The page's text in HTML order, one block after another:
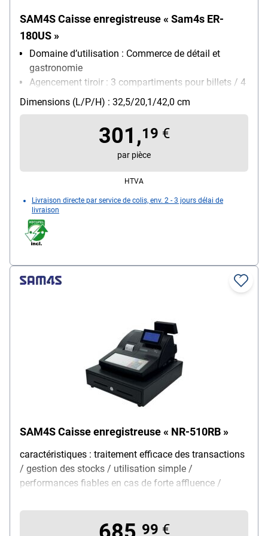
SAM4S Caisse enregistreuse « Sam4s ER-
180US »
Domaine d’utilisation : Commerce de détail et
gastronomie
Agencement tiroir : 3 compartiments pour billets / 4
compartiments pour pièces
Dimensions (L/P/H) : 32,5/20,1/42,0 cm
301,19 €
par pièce
HTVA
Livraison directe par service de colis, env. 2 - 3 jours délai de
livraison
SAM4S Caisse enregistreuse « NR-510RB »
caractéristiques : traitement efficace des transactions
/ gestion des stocks / utilisation simple /
performances fiables en cas de forte affluence /
clavier intégré, domaine d'application : commerce de
détail, catégories de produits : 12 catégories
99 €